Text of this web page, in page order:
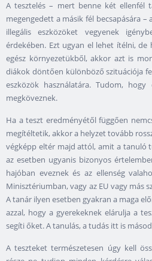
A tesztelés – mert benne két ellenfél
megengedett a másik fél becsapására
illegális eszközöket vegyenek
érdekében. Ezt ugyan el lehet ítélni,
egész környezetükből, akkor azt is
diákok döntően különböző szituációja
eszközök használatára. Tudom,
megköveznek.
Ha a teszt eredményétől függően
megítéltetik, akkor a helyzet tovább
végképp eltér majd attól, amit a tanuló
az esetben ugyanis bizonyos
hajóban eveznek és az ellenség
Minisztériumban, vagy az EU vagy más
A tanár ilyen esetben gyakran a maga
azzal, hogy a gyerekeknek elárulja a
segíti őket. A tanulás, a tudás itt is
A teszteket természetesen úgy kell